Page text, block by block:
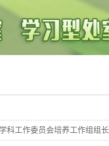
科工作委员会培养工作组组长